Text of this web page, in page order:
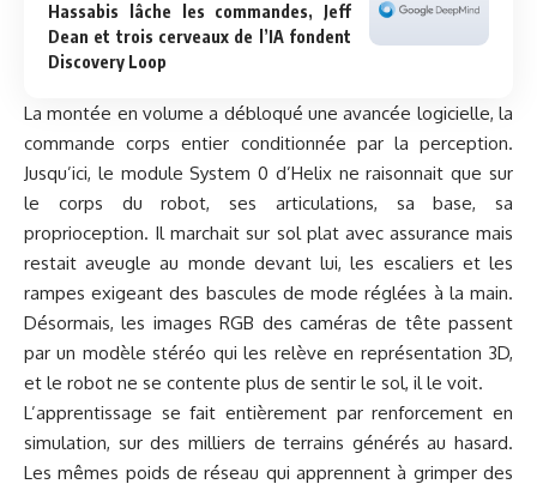
Hassabis lâche les commandes, Jeff
Dean et trois cerveaux de l’IA fondent
Discovery Loop
La montée en volume a débloqué une avancée logicielle, la
commande corps entier conditionnée par la perception.
Jusqu’ici, le module System 0 d’Helix ne raisonnait que sur
le corps du robot, ses articulations, sa base, sa
proprioception. Il marchait sur sol plat avec assurance mais
restait aveugle au monde devant lui, les escaliers et les
rampes exigeant des bascules de mode réglées à la main.
Désormais, les images RGB des caméras de tête passent
par un modèle stéréo qui les relève en représentation 3D,
et le robot ne se contente plus de sentir le sol, il le voit.
L’apprentissage se fait entièrement par renforcement en
simulation, sur des milliers de terrains générés au hasard.
Les mêmes poids de réseau qui apprennent à grimper des